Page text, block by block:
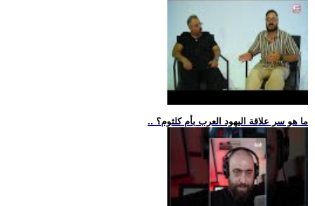
.. ما هو سر علاقة اليهود العرب بأم كلثوم؟